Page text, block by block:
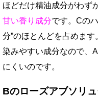
ほどだけ精油成分がわず
甘い香り成分です。Cの
分”のほとんどを占めま
染みやすい成分なので、
にくいのです。
Bのローズアブソリ